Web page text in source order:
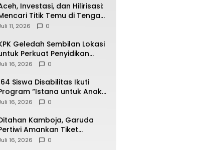
Investasi, dan Hilirisasi:
Titik Temu di Tengah
Blok Andaman
11, 2026 0
Geledah Sembilan Lokasi
Perkuat Penyidikan
Pemerasan Bupati
16, 2026 0
Siswa Disabilitas Ikuti
“Istana untuk Anak
Kenali Sejarah
16, 2026 0
Kamboja, Garuda
Amankan Tiket
Piala AFF Putri 2026
16, 2026 0